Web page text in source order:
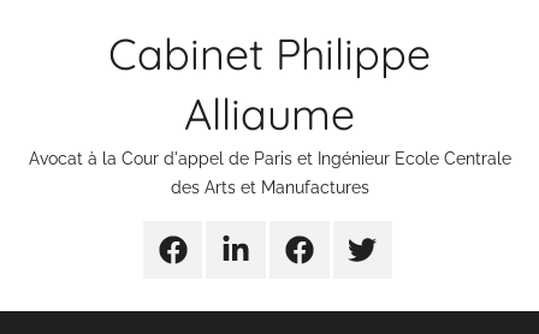
Cabinet Philippe
Alliaume
Avocat à la Cour d'appel de Paris et Ingénieur Ecole Centrale
des Arts et Manufactures
UrgencesLinkedinFacebookTwitter